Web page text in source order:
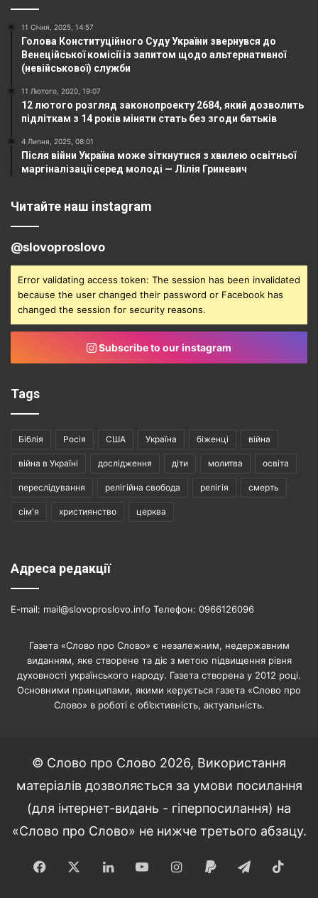
11 Січня, 2025, 14:57
Голова Конституційного Суду України звернувся до
Венеційської комісії із запитом щодо альтернативної
(невійськової) служби
11 Лютого, 2020, 19:07
12 лютого розгляд законопроекту 2684, який дозволить
підліткам з 14 років міняти стать без згоди батьків
4 Липня, 2025, 08:01
Після війни Україна може зіткнутися з хвилею освітньої
маргіналізації серед молоді — Лілія Гриневич
Читайте наш instagram
@slovoproslovo
Error validating access token: The session has been invalidated
because the user changed their password or Facebook has
changed the session for security reasons.
Subscribe to our instagram
Tags
Біблія Росія США Україна біженці війна
війна в Україні дослідження діти молитва освіта
переслідування релігійна свобода релігія смерть
сім'я християнство церква
Адреса редакції
E-mail: mail@slovoproslovo.info Телефон: 0966126096
Газета «Слово про Слово» є незалежним, недержавним
виданням, яке створене та діє з метою підвищення рівня
духовності українського народу. Газета створена у 2012 році.
Основними принципами, якими керується газета «Слово про
Слово» в роботі є об’єктивність, актуальність.
© Слово про Слово 2026, Використання
матеріалів дозволяється за умови посилання
(для інтернет-видань - гіперпосилання) на
«Слово про Слово» не нижче третього абзацу.
Facebook LinkedInYouTubeInstagram
Paypal Telegram